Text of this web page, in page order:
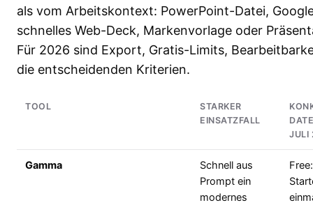
als vom Arbeitskontext: PowerPoint-Datei,
schnelles Web-Deck, Markenvorlage oder
Für 2026 sind Export, Gratis-Limits,
die entscheidenden Kriterien.
TOOL
STARKER
EINSATZFALL
JULI
Gamma
Schnell aus
Prompt ein
modernes